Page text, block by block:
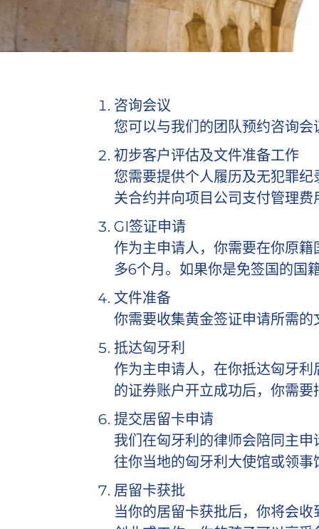
咨询会议
您可以与我们的团队预约咨询
初步客户评估及文件准备工作
您需要提供个人履历及无犯罪
关合约并向项目公司支付管理
GI签证申请
作为主申请人，你需要在你原
多6个月。如果你是免签国的国
文件准备
你需要收集黄金签证申请所需
抵达匈牙利
作为主申请人，在你抵达匈牙
的证券账户开立成功后，你需
提交居留卡申请
我们在匈牙利的律师会陪同主
往你当地的匈牙利大使馆或领
居留卡获批
当你的居留卡获批后，你将会